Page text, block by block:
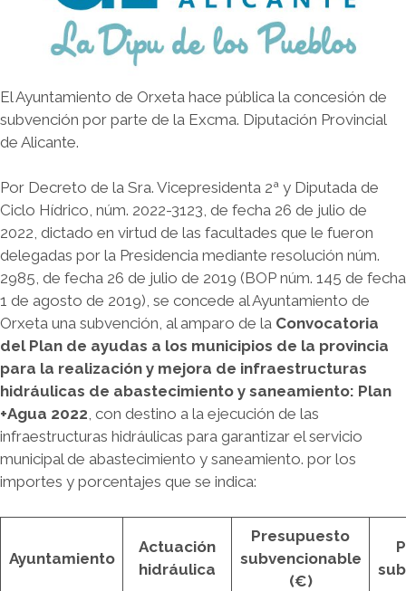
El Ayuntamiento de Orxeta hace pública la concesión de
subvención por parte de la Excma. Diputación Provincial
de Alicante.
Por Decreto de la Sra. Vicepresidenta 2ª y Diputada de
Ciclo Hídrico, núm. 2022-3123, de fecha 26 de julio de
2022, dictado en virtud de las facultades que le fueron
delegadas por la Presidencia mediante resolución núm.
2985, de fecha 26 de julio de 2019 (BOP núm. 145 de fecha
1 de agosto de 2019), se concede al Ayuntamiento de
Orxeta una subvención, al amparo de la Convocatoria
del Plan de ayudas a los municipios de la provincia
para la realización y mejora de infraestructuras
hidráulicas de abastecimiento y saneamiento: Plan
+Agua 2022, con destino a la ejecución de las
infraestructuras hidráulicas para garantizar el servicio
municipal de abastecimiento y saneamiento. por los
importes y porcentajes que se indica:
Ayuntamiento
Actuación
hidráulica
Presupuesto
subvencionable
(€)